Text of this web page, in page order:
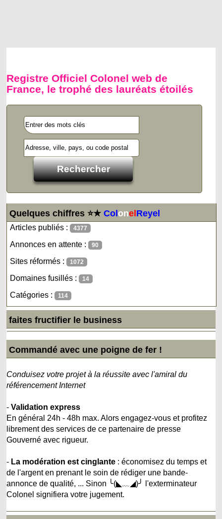
Registre Officiel Colonel web de
France, le trophé des lauréats étoilés
Quelques chiffres ⭐★ColonelReyel
Articles publiés : 4377
Annonces en attente : 90
Sites réformés : 1072
Domaines fusillés : 14
Catégories : 114
faites fructifier le business
Commandé avec une poigne de fer !
Conduisez votre projet à la réussite avec l'amiral du
référencement Internet
-Validation express
En général 24h - 48h max. Alors engagez-vous et profitez
librement des services de ce partenaire de presse
Gouverné avec rigueur.
- La modération est cinglante : économisez du temps et
de l'argent en prenant le soin de rédiger une bande-
annonce de qualité, ... Sinon ╰(◣﹏◢)╯ l'exterminateur
Colonel signifiera votre jugement.